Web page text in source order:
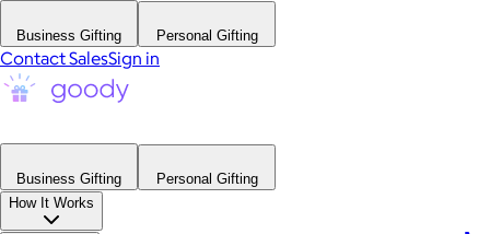
Business Gifting Personal Gifting
Contact SalesSign in
Business Gifting
Personal Gifting
How It Works